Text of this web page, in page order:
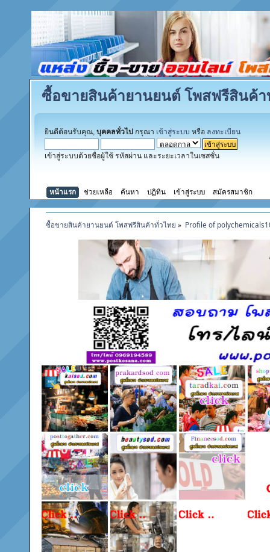
ซื้อขายสินค้ายานยนต์ โพสฟรีสินค้า
ยินดีต้อนรับคุณ, บุคคลทั่วไป กรุณา เข้าสู่ระบบ หรือ ลงทะเบียน
เข้าสู่ระบบด้วยชื่อผู้ใช้ รหัสผ่าน และระยะเวลาในเซสชั่น
หน้าแรก ช่วยเหลือ ค้นหา ปฏิทิน เข้าสู่ระบบ สมัครสมาชิก
ซื้อขายสินค้ายานยนต์ โพสฟรีสินค้าทั่วไทย » Profile of